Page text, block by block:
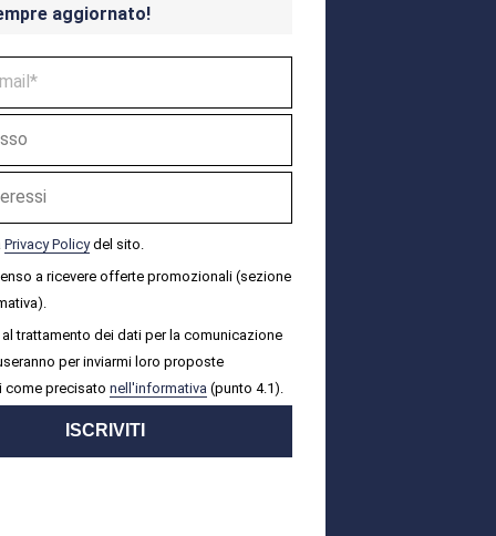
aggiornato!
Privacy Policydel sito.
a ricevere offerte promozionali (sezione
trattamento dei dati per la comunicazione
per inviarmi loro proposte
come precisato nell'informativa (punto 4.1).
ISCRIVITI